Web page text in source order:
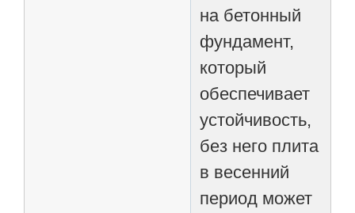
на бетонный
фундамент,
который
обеспечивает
устойчивость,
без него плита
в весенний
период может